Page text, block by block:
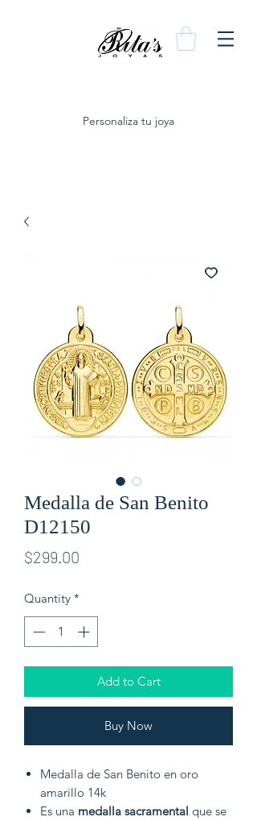
Personaliza tu joya
Medalla de San Benito
D12150
$299.00
Quantity *
Add to Cart
Buy Now
Medalla de San Benito en oro
amarillo 14k
Es una medalla sacramental que se